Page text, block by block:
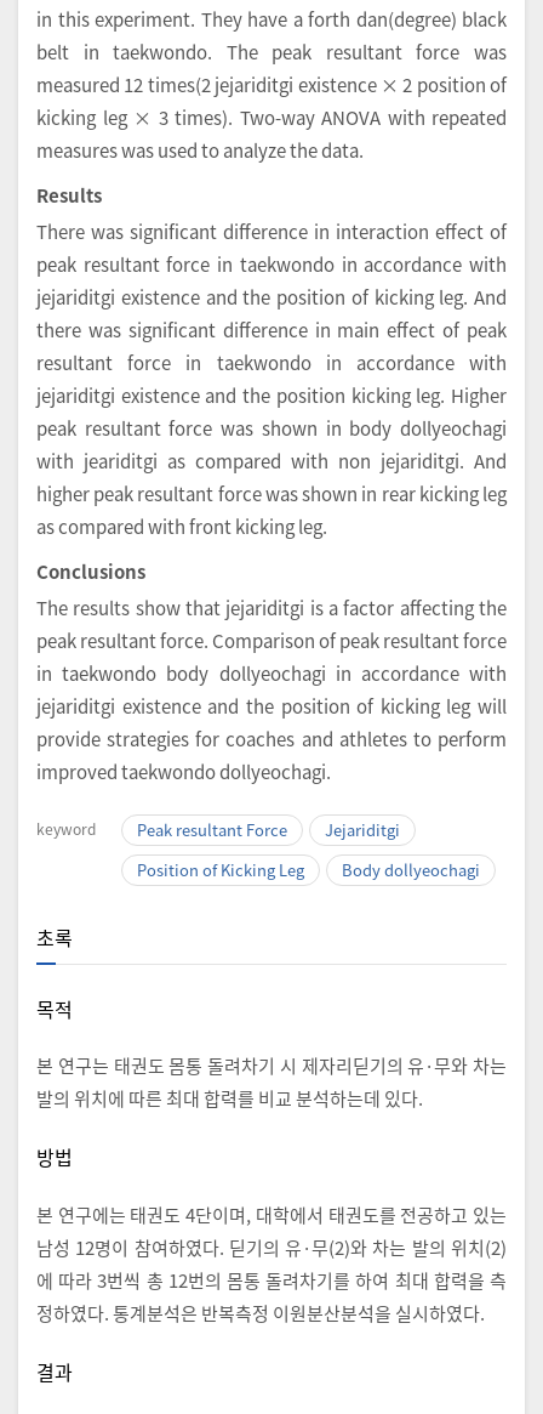
in this experiment. They have a forth dan(degree) black
belt in taekwondo. The peak resultant force was
measured 12 times(2 jejariditgi existence × 2 position of
kicking leg × 3 times). Two-way ANOVA with repeated
measures was used to analyze the data.
Results
There was significant difference in interaction effect of
peak resultant force in taekwondo in accordance with
jejariditgi existence and the position of kicking leg. And
there was significant difference in main effect of peak
resultant force in taekwondo in accordance with
jejariditgi existence and the position kicking leg. Higher
peak resultant force was shown in body dollyeochagi
with jeariditgi as compared with non jejariditgi. And
higher peak resultant force was shown in rear kicking leg
as compared with front kicking leg.
Conclusions
The results show that jejariditgi is a factor affecting the
peak resultant force. Comparison of peak resultant force
in taekwondo body dollyeochagi in accordance with
jejariditgi existence and the position of kicking leg will
provide strategies for coaches and athletes to perform
improved taekwondo dollyeochagi.
keyword Peak resultant Force
Jejariditgi
Position of Kicking Leg
Body dollyeochagi
초록
목적
본 연구는 태권도 몸통 돌려차기 시 제자리딛기의 유·무와 차는
발의 위치에 따른 최대 합력를 비교 분석하는데 있다.
방법
본 연구에는 태권도 4단이며, 대학에서 태권도를 전공하고 있는
남성 12명이 참여하였다. 딛기의 유·무(2)와 차는 발의 위치(2)
에 따라 3번씩 총 12번의 몸통 돌려차기를 하여 최대 합력을 측
정하였다. 통계분석은 반복측정 이원분산분석을 실시하였다.
결과